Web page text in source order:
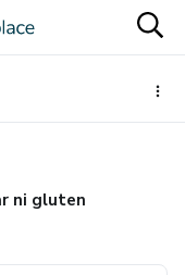
ni gluten